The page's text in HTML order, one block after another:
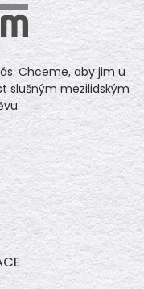
Chceme, aby jim u
slušným mezilidským